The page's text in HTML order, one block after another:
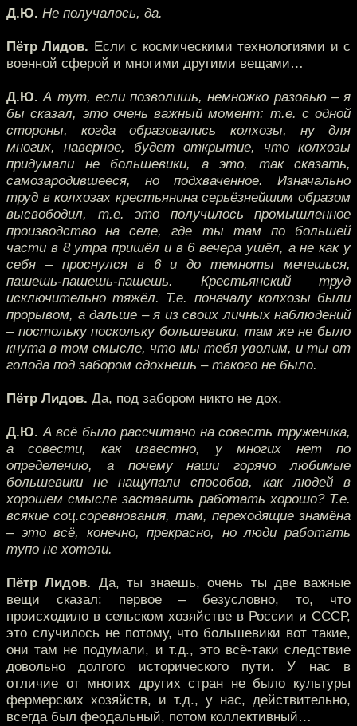
Д.Ю. Не получалось, да.
Пётр Лидов. Если с космическими технологиями и с
военной сферой и многими другими вещами…
Д.Ю. А тут, если позволишь, немножко разовью – я
бы сказал, это очень важный момент: т.е. с одной
стороны, когда образовались колхозы, ну для
многих, наверное, будет открытие, что колхозы
придумали не большевики, а это, так сказать,
самозародившееся, но подхваченное. Изначально
труд в колхозах крестьянина серьёзнейшим образом
высвободил, т.е. это получилось промышленное
производство на селе, где ты там по большей
части в 8 утра пришёл и в 6 вечера ушёл, а не как у
себя – проснулся в 6 и до темноты мечешься,
пашешь-пашешь-пашешь. Крестьянский труд
исключительно тяжёл. Т.е. поначалу колхозы были
прорывом, а дальше – я из своих личных наблюдений
– постольку поскольку большевики, там же не было
кнута в том смысле, что мы тебя уволим, и ты от
голода под забором сдохнешь – такого не было.
Пётр Лидов. Да, под забором никто не дох.
Д.Ю. А всё было рассчитано на совесть труженика,
а совести, как известно, у многих нет по
определению, а почему наши горячо любимые
большевики не нащупали способов, как людей в
хорошем смысле заставить работать хорошо? Т.е.
всякие соц.соревнования, там, переходящие знамёна
– это всё, конечно, прекрасно, но люди работать
тупо не хотели.
Пётр Лидов. Да, ты знаешь, очень ты две важные
вещи сказал: первое – безусловно, то, что
происходило в сельском хозяйстве в России и СССР,
это случилось не потому, что большевики вот такие,
они там не подумали, и т.д., это всё-таки следствие
довольно долгого исторического пути. У нас в
отличие от многих других стран не было культуры
фермерских хозяйств, и т.д., у нас, действительно,
всегда был феодальный, потом коллективный…